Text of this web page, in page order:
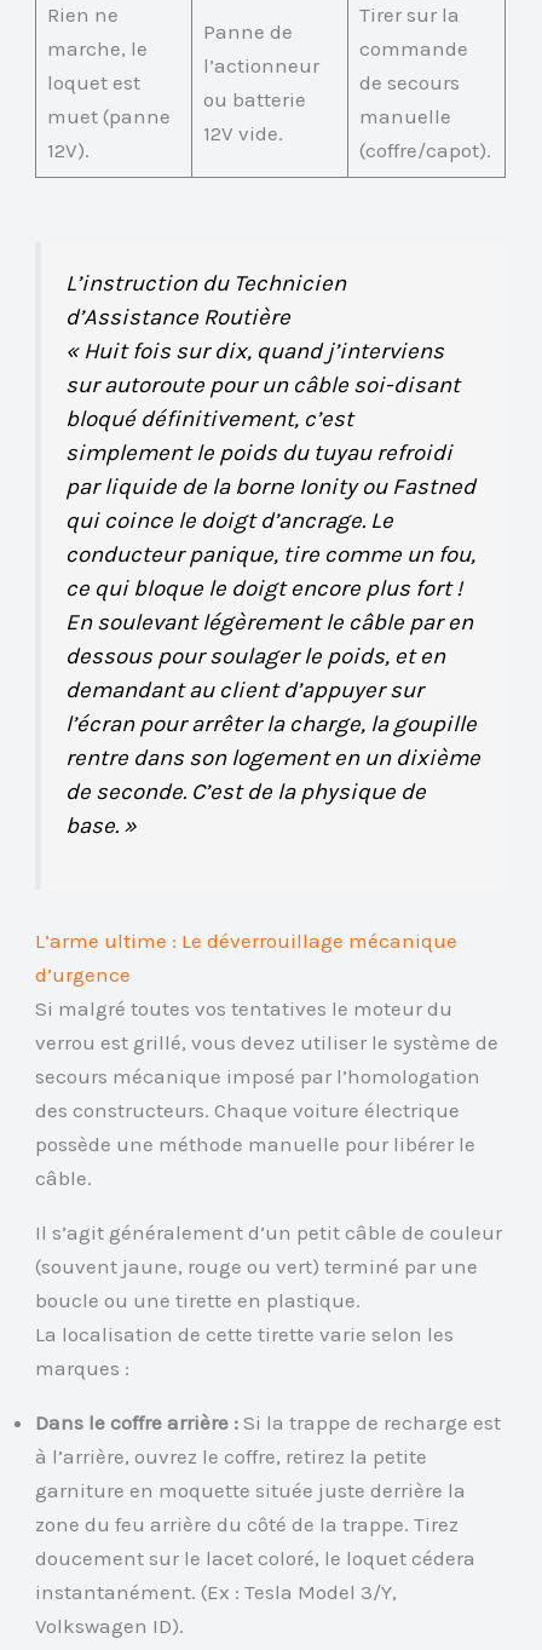
Rien ne
marche, le
loquet est
muet (panne
12V).
Panne de
l’actionneur
ou batterie
12V vide.
Tirer sur la
commande
de secours
manuelle
(coffre/capot).
L’instruction du Technicien
d’Assistance Routière
« Huit fois sur dix, quand j’interviens
sur autoroute pour un câble soi-disant
bloqué définitivement, c’est
simplement le poids du tuyau refroidi
par liquide de la borne Ionity ou Fastned
qui coince le doigt d’ancrage. Le
conducteur panique, tire comme un fou,
ce qui bloque le doigt encore plus fort !
En soulevant légèrement le câble par en
dessous pour soulager le poids, et en
demandant au client d’appuyer sur
l’écran pour arrêter la charge, la goupille
rentre dans son logement en un dixième
de seconde. C’est de la physique de
base. »
L’arme ultime : Le déverrouillage mécanique
d’urgence
Si malgré toutes vos tentatives le moteur du
verrou est grillé, vous devez utiliser le système de
secours mécanique imposé par l’homologation
des constructeurs. Chaque voiture électrique
possède une méthode manuelle pour libérer le
câble.
Il s’agit généralement d’un petit câble de couleur
(souvent jaune, rouge ou vert) terminé par une
boucle ou une tirette en plastique.
La localisation de cette tirette varie selon les
marques :
Dans le coffre arrière : Si la trappe de recharge est
à l’arrière, ouvrez le coffre, retirez la petite
garniture en moquette située juste derrière la
zone du feu arrière du côté de la trappe. Tirez
doucement sur le lacet coloré, le loquet cédera
instantanément. (Ex : Tesla Model 3/Y,
Volkswagen ID).